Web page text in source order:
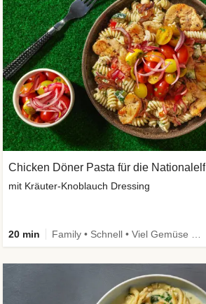
Chicken Döner Pasta für die Nationalelf
mit Kräuter-Knoblauch Dressing
20 min